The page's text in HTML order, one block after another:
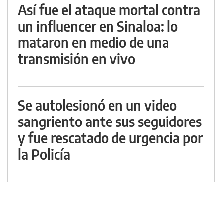
Así fue el ataque mortal contra
un influencer en Sinaloa: lo
mataron en medio de una
transmisión en vivo
Se autolesionó en un video
sangriento ante sus seguidores
y fue rescatado de urgencia por
la Policía